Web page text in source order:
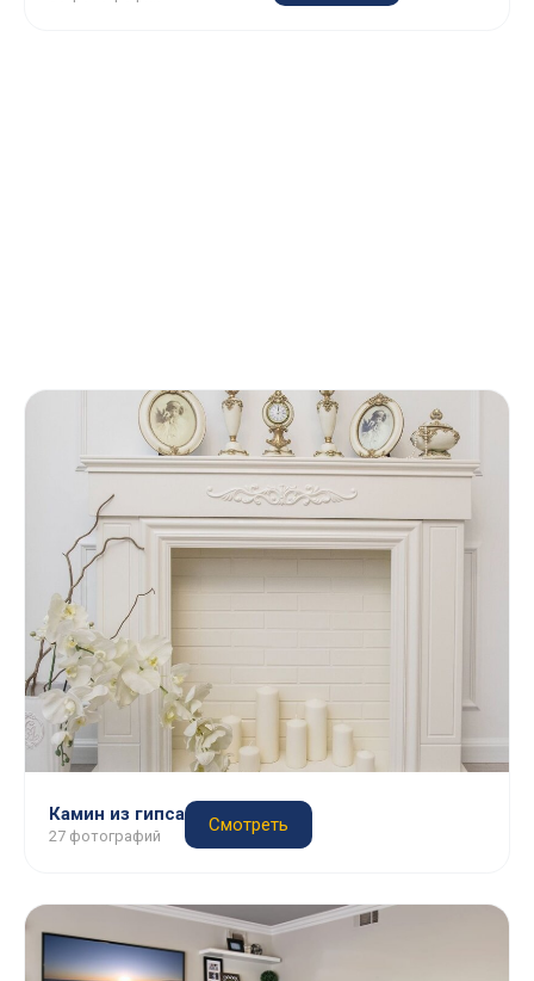
Камин из гипса
27 фотографий
Смотреть